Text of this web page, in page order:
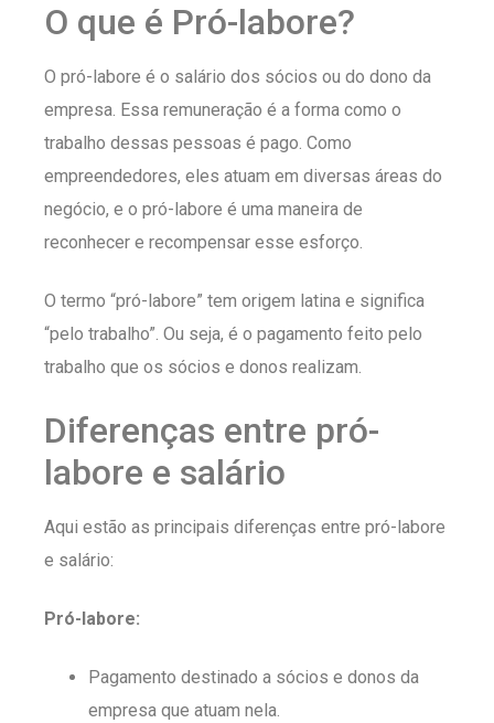
O que é Pró-labore?
O pró-labore é o salário dos sócios ou do dono da
empresa. Essa remuneração é a forma como o
trabalho dessas pessoas é pago. Como
empreendedores, eles atuam em diversas áreas do
negócio, e o pró-labore é uma maneira de
reconhecer e recompensar esse esforço.
O termo “pró-labore” tem origem latina e significa
“pelo trabalho”. Ou seja, é o pagamento feito pelo
trabalho que os sócios e donos realizam.
Diferenças entre pró-
labore e salário
Aqui estão as principais diferenças entre pró-labore
e salário:
Pró-labore:
Pagamento destinado a sócios e donos da
empresa que atuam nela.